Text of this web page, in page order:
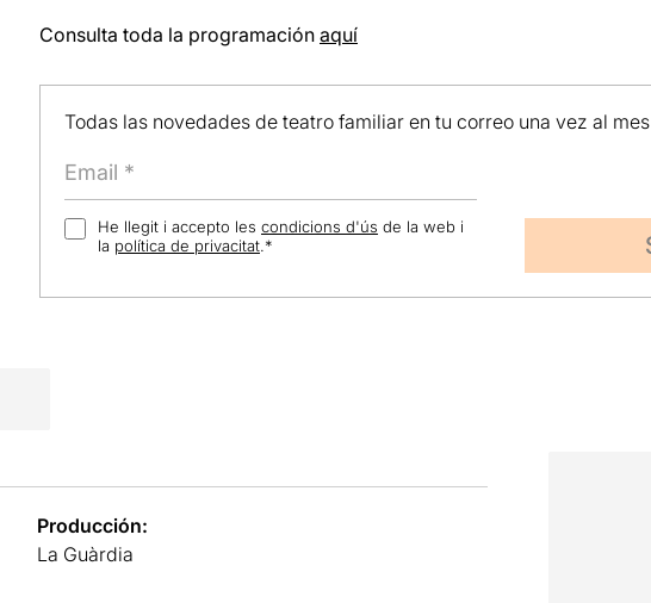
Consulta toda la programación aquí
Todas las novedades de teatro familiar en tu correo una vez al mes
He llegit i accepto les condicions d'ús de la web i
la política de privacitat.*
Producción:
La Guàrdia